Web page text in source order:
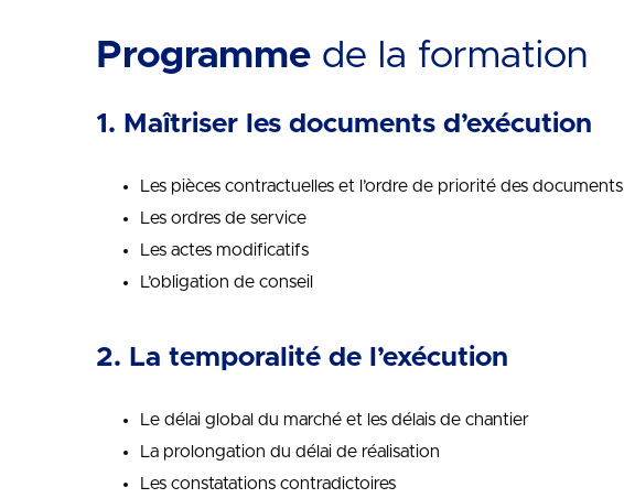
Programme de la formation
1. Maîtriser les documents d’exécution
Les pièces contractuelles et l’ordre de priorité des documents
Les ordres de service
Les actes modificatifs
L’obligation de conseil
2. La temporalité de l’exécution
Le délai global du marché et les délais de chantier
La prolongation du délai de réalisation
Les constatations contradictoires